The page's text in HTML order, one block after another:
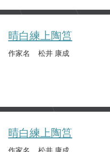
晴白練上陶筥
作家名 松井 康成
晴白練上陶筥
作家名 松井 康成